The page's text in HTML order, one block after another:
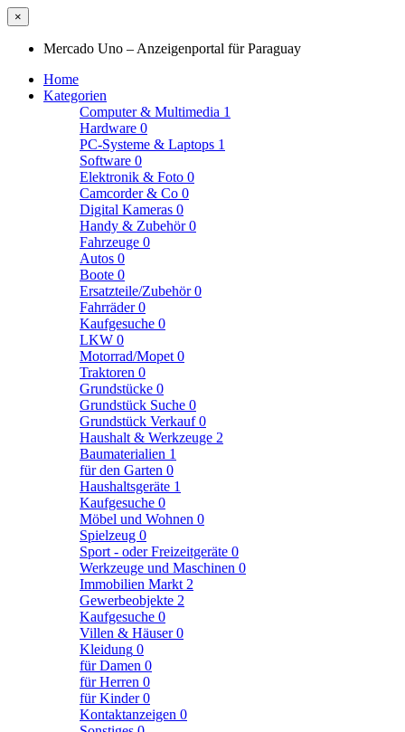
×
Mercado Uno – Anzeigenportal für Paraguay
Home
Kategorien
Computer & Multimedia 1
Hardware 0
PC-Systeme & Laptops 1
Software 0
Elektronik & Foto 0
Camcorder & Co 0
Digital Kameras 0
Handy & Zubehör0
Fahrzeuge 0
Autos 0
Boote 0
Ersatzteile/Zubehör0
Fahrräder0
Kaufgesuche 0
LKW 0
Motorrad/Mopet 0
Traktoren 0
Grundstücke 0
Grundstück Suche 0
Grundstück Verkauf0
Haushalt & Werkzeuge 2
Baumaterialien 1
für den Garten 0
Haushaltsgeräte 1
Kaufgesuche 0
Möbel und Wohnen 0
Spielzeug 0
Sport - oder Freizeitgeräte 0
Werkzeuge und Maschinen 0
Immobilien Markt 2
Gewerbeobjekte 2
Kaufgesuche 0
Villen & Häuser0
Kleidung 0
für Damen 0
für Herren 0
für Kinder0
Kontaktanzeigen 0